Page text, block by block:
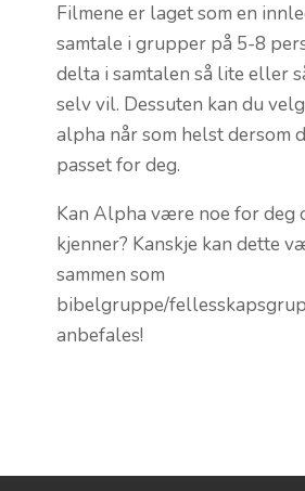
Filmene er laget som en
samtale i grupper på 5-8
delta i samtalen så lite eller
selv vil. Dessuten kan du
alpha når som helst dersom
passet for deg.
Kan Alpha være noe for deg
kjenner? Kanskje kan dette
sammen som
bibelgruppe/
anbefales!